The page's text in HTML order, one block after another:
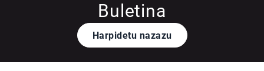
Buletina
Harpidetu nazazu